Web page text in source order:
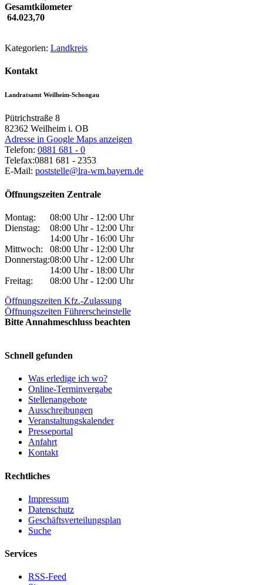
Gesamtkilometer
64.023,70
Kategorien: Landkreis
Kontakt
Landratsamt Weilheim-Schongau
Pütrichstraße 8
82362 Weilheim i. OB
Adresse in Google Maps anzeigen
Telefon: 0881 681 - 0
Telefax:0881 681 - 2353
E-Mail: poststelle@lra-wm.bayern.de
Öffnungszeiten Zentrale
Montag:
08:00 Uhr - 12:00 Uhr
Dienstag:
08:00 Uhr - 12:00 Uhr
14:00 Uhr - 16:00 Uhr
Mittwoch:
08:00 Uhr - 12:00 Uhr
Donnerstag:08:00 Uhr - 12:00 Uhr
14:00 Uhr - 18:00 Uhr
Freitag:
08:00 Uhr - 12:00 Uhr
Öffnungszeiten Kfz.-Zulassung
Öffnungszeiten Führerscheinstelle
Bitte Annahmeschluss beachten
Schnell gefunden
Was erledige ich wo?
Online-Terminvergabe
Stellenangebote
Ausschreibungen
Veranstaltungskalender
Presseportal
Anfahrt
Kontakt
Rechtliches
Impressum
Datenschutz
Geschäftsverteilungsplan
Suche
Services
RSS-Feed